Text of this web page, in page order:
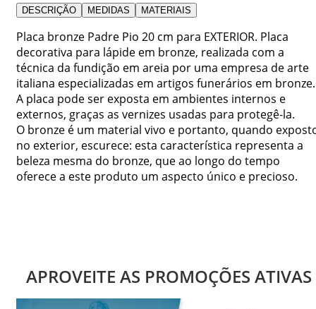
DESCRIÇÃO MEDIDAS MATERIAIS
Placa bronze Padre Pio 20 cm para EXTERIOR. Placa
decorativa para lápide em bronze, realizada com a
técnica da fundição em areia por uma empresa de arte
italiana especializadas em artigos funerários em bronze.
A placa pode ser exposta em ambientes internos e
externos, graças as vernizes usadas para protegê-la.
O bronze é um material vivo e portanto, quando
no exterior, escurece: esta característica representa a
beleza mesma do bronze, que ao longo do tempo
oferece a este produto um aspecto único e precioso.
APROVEITE AS PROMOÇÕES ATIVAS